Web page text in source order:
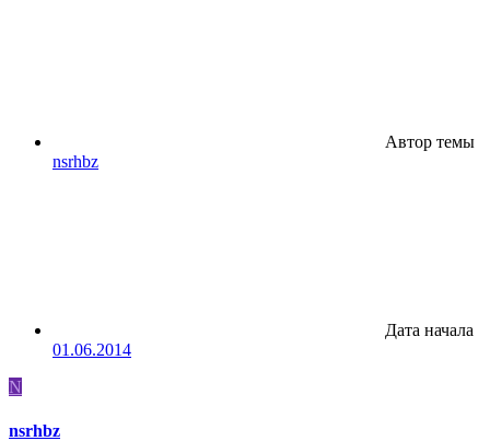
Автор темы
nsrhbz
Дата начала
01.06.2014
N
nsrhbz